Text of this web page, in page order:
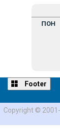
ПОН
Footer
Copyright ©